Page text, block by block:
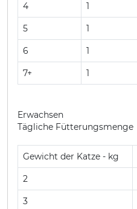
4 1
5 1
6 1
7+ 1
Erwachsen
Tägliche Fütterungsmenge
Gewicht der Katze - kg
2
3